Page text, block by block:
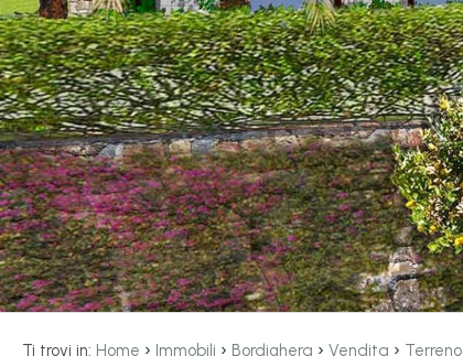
Ti trovi in: Home › Immobili › Bordighera › Vendita › Terreno
Ricerca
case
Blog
Contatti
Preferiti
(0)
multiscelta
Qualsiasi
Residenziali
Terreni